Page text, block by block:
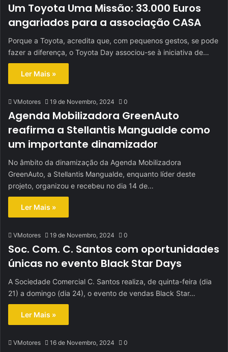
Um Toyota Uma Missão: 33.000 Euros
angariados para a associação CASA
Porque a Toyota, acredita que, com pequenos gestos, se pode
fazer a diferença, o Toyota Day associou-se à iniciativa de…
Ler Mais »
VMotores 19 de Novembro, 2024 0
Agenda Mobilizadora GreenAuto
reafirma a Stellantis Mangualde como
um importante dinamizador
No âmbito da dinamização da Agenda Mobilizadora
GreenAuto, a Stellantis Mangualde, enquanto líder deste
projeto, organizou e recebeu no dia 14 de…
Ler Mais »
VMotores 19 de Novembro, 2024 0
Soc. Com. C. Santos com oportunidades
únicas no evento Black Star Days
A Sociedade Comercial C. Santos realiza, de quinta-feira (dia
21) a domingo (dia 24), o evento de vendas Black Star…
Ler Mais »
VMotores 16 de Novembro, 2024 0